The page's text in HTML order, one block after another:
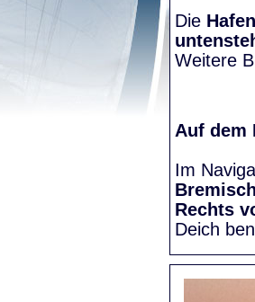
Die
Weitere
Auf dem
Im
Rechts
Deich